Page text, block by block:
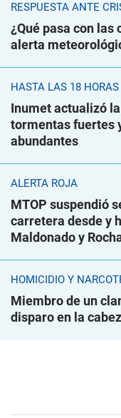
RESPUESTA ANTE
¿Qué pasa con las
alerta
HASTA LAS 18 HORAS
Inumet actualizó
tormentas fuertes
abundantes
ALERTA ROJA
MTOP suspendió
carretera desde y
Maldonado y
HOMICIDIO Y
Miembro de un
disparo en la